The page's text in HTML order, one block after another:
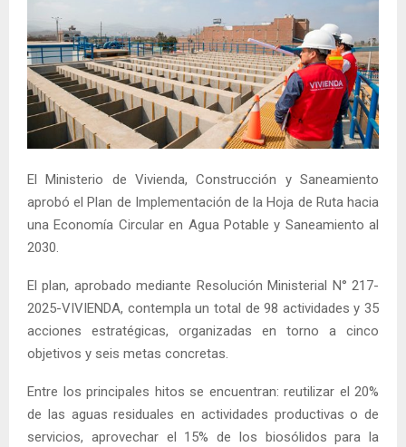
El Ministerio de Vivienda, Construcción y Saneamiento
aprobó el Plan de Implementación de la Hoja de Ruta hacia
una Economía Circular en Agua Potable y Saneamiento al
2030.
El plan, aprobado mediante Resolución Ministerial N° 217-
2025-VIVIENDA, contempla un total de 98 actividades y 35
acciones estratégicas, organizadas en torno a cinco
objetivos y seis metas concretas.
Entre los principales hitos se encuentran: reutilizar el 20%
de las aguas residuales en actividades productivas o de
servicios, aprovechar el 15% de los biosólidos para la